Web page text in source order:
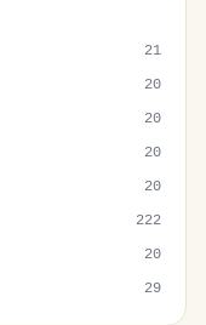
21
20
20
20
20
222
20
29